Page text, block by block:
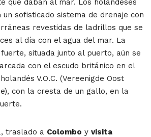
sofisticado sistema de drenaje con
revestidas de ladrillos que se
al día con el agua del mar. La
situada junto al puerto, aún se
con el escudo británico en el
V.O.C. (Vereenigde Oost
con la cresta de un gallo, en la
traslado a Colombo y visita